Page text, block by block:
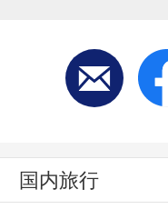
国内旅行